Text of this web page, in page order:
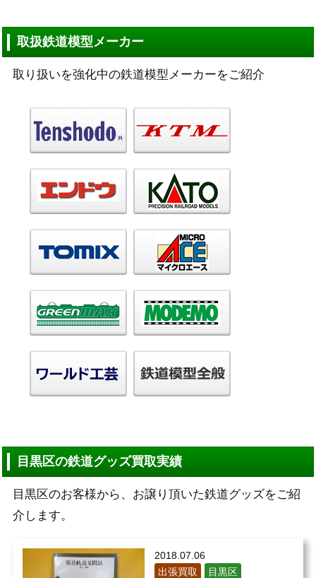
取扱鉄道模型メーカー
取り扱いを強化中の鉄道模型メーカーをご紹介
目黒区の鉄道グッズ買取実績
目黒区のお客様から、お譲り頂いた鉄道グッズをご紹
介します。
2018.07.06
出張買取
目黒区